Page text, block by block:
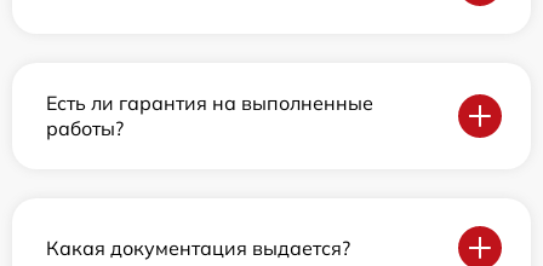
Есть ли гарантия на выполненные
работы?
Какая документация выдается?